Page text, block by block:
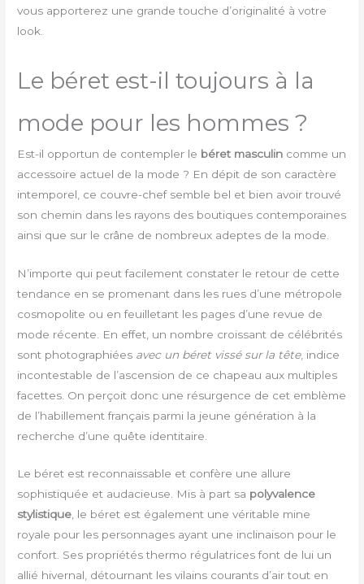
vous apporterez une grande touche d’originalité à votre
look.
Le béret est-il toujours à la
mode pour les hommes ?
Est-il opportun de contempler le béret masculin comme un
accessoire actuel de la mode ? En dépit de son caractère
intemporel, ce couvre-chef semble bel et bien avoir trouvé
son chemin dans les rayons des boutiques contemporaines
ainsi que sur le crâne de nombreux adeptes de la mode.
N’importe qui peut facilement constater le retour de cette
tendance en se promenant dans les rues d’une métropole
cosmopolite ou en feuilletant les pages d’une revue de
mode récente. En effet, un nombre croissant de célébrités
sont photographiées avec un béret vissé sur la tête, indice
incontestable de l’ascension de ce chapeau aux multiples
facettes. On perçoit donc une résurgence de cet emblème
de l’habillement français parmi la jeune génération à la
recherche d’une quête identitaire.
Le béret est reconnaissable et confère une allure
sophistiquée et audacieuse. Mis à part sa polyvalence
stylistique, le béret est également une véritable mine
royale pour les personnages ayant une inclinaison pour le
confort. Ses propriétés thermo régulatrices font de lui un
allié hivernal, détournant les vilains courants d’air tout en